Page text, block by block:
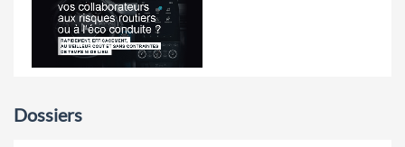
Dossiers